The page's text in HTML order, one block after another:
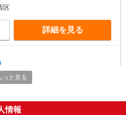
区
詳細を見る
＊経験不問で大募集!就労支援スタ
曜日相談OK
代含む)＞
っと見る
情報